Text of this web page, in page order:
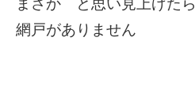
まさか と思い見上げたら
網戸がありません